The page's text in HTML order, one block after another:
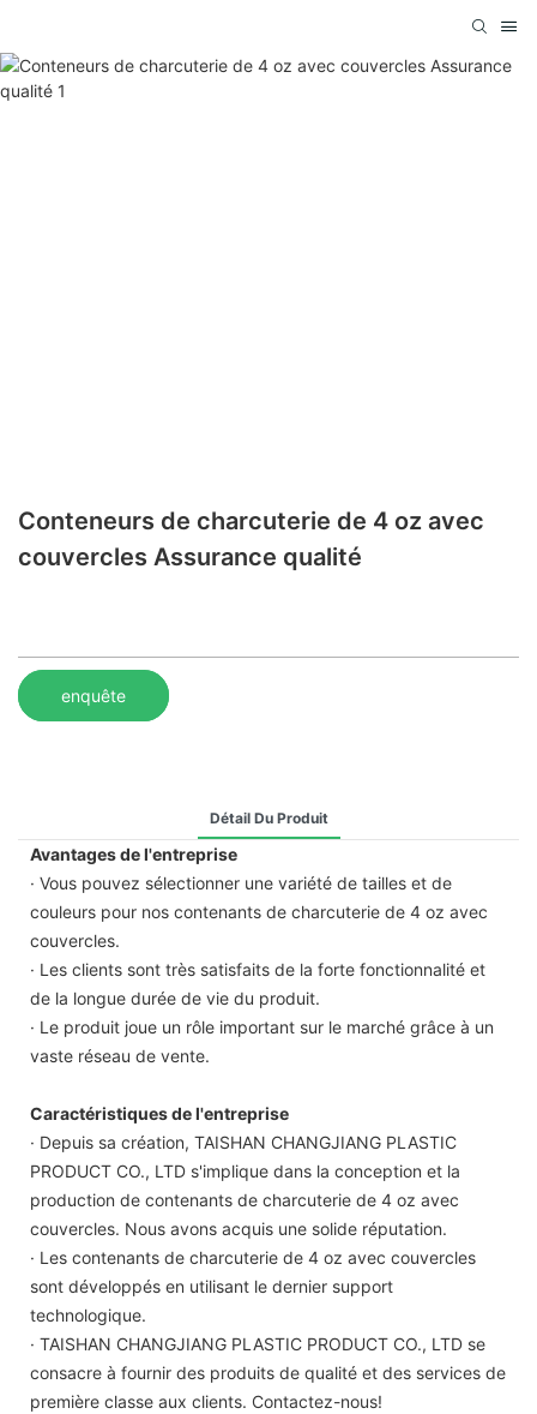
Conteneurs de charcuterie de 4 oz avec
couvercles Assurance qualité
enquête
Détail Du Produit
Avantages de l'entreprise
· Vous pouvez sélectionner une variété de tailles et de
couleurs pour nos contenants de charcuterie de 4 oz avec
couvercles.
· Les clients sont très satisfaits de la forte fonctionnalité et
de la longue durée de vie du produit.
· Le produit joue un rôle important sur le marché grâce à un
vaste réseau de vente.
Caractéristiques de l'entreprise
· Depuis sa création, TAISHAN CHANGJIANG PLASTIC
PRODUCT CO., LTD s'implique dans la conception et la
production de contenants de charcuterie de 4 oz avec
couvercles. Nous avons acquis une solide réputation.
· Les contenants de charcuterie de 4 oz avec couvercles
sont développés en utilisant le dernier support
technologique.
· TAISHAN CHANGJIANG PLASTIC PRODUCT CO., LTD se
consacre à fournir des produits de qualité et des services de
première classe aux clients. Contactez-nous!